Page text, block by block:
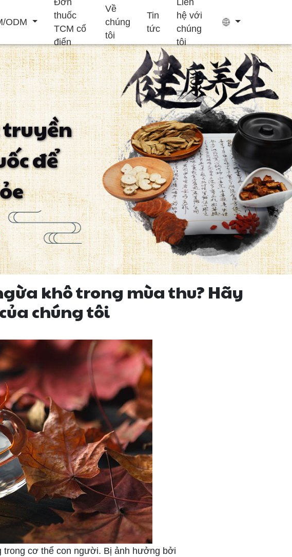
ODM
Đơn
thuốc
TCM cổ
điển
Về
chúng
tôi
Tin
tức
Liên
hệ với
chúng
tôi
trị tim mạch
Bổ sung hỗ trợ
giấc ngủ
Bổ sung tăng
trưởng trẻ em
Bánh Ejiao
lỏng Túi trà Keo
truyền
để
khô trong mùa thu? Hãy
chúng tôi
trong cơ thể con người. Bị ảnh hưởng bởi